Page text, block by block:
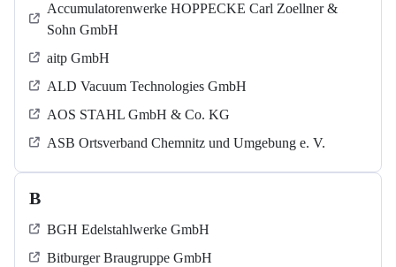
Accumulatorenwerke HOPPECKE Carl Zoellner &
Sohn GmbH
aitp GmbH
ALD Vacuum Technologies GmbH
AOS STAHL GmbH & Co. KG
ASB Ortsverband Chemnitz und Umgebung e. V.
B
BGH Edelstahlwerke GmbH
Bitburger Braugruppe GmbH